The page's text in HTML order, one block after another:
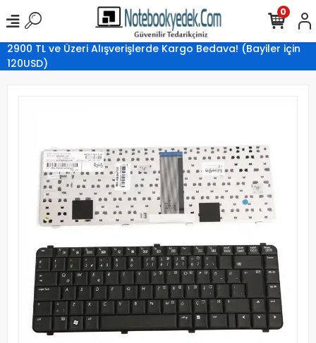
2900 TL ve Üzeri Alışverişlerde Kargo Bedava! (Bayiler için
120USD)
0